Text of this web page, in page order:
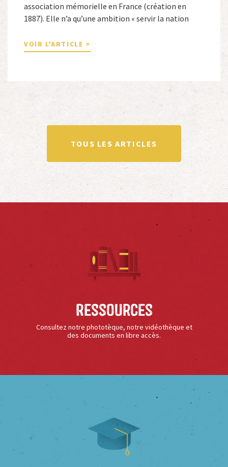
association mémorielle en France (création en
1887). Elle n’a qu’une ambition « servir la nation
nationale de la France. Afin d’atteindre cet objectif,
Le Souvenir Français entretient des liens amicaux
totalité ou partiellement afin de faire vivre […]
VOIR L'ARTICLE >
TOUS LES ARTICLES
Ressources
Consultez notre phototèque, notre vidéothèque et
des documents en libre accès.